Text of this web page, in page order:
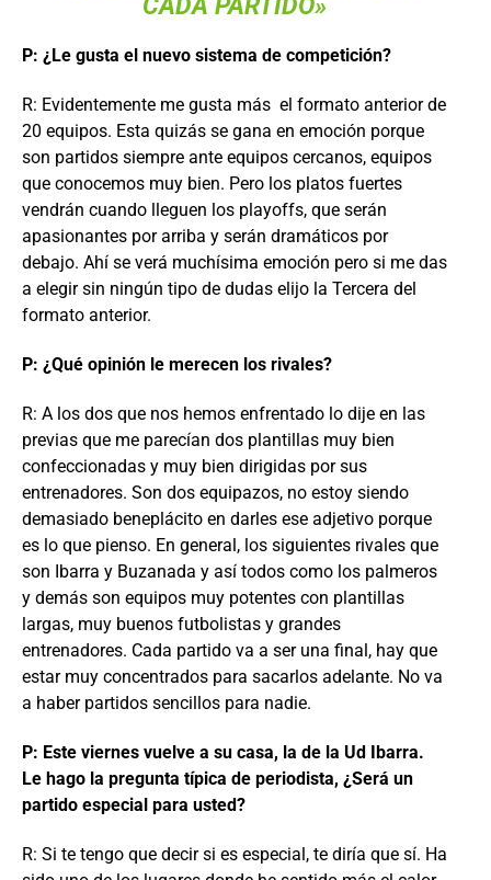
CADA PARTIDO»
P: ¿Le gusta el nuevo sistema de competición?
R: Evidentemente me gusta más el formato anterior de
20 equipos. Esta quizás se gana en emoción porque
son partidos siempre ante equipos cercanos, equipos
que conocemos muy bien. Pero los platos fuertes
vendrán cuando lleguen los playoffs, que serán
apasionantes por arriba y serán dramáticos por
debajo. Ahí se verá muchísima emoción pero si me das
a elegir sin ningún tipo de dudas elijo la Tercera del
formato anterior.
P: ¿Qué opinión le merecen los rivales?
R: A los dos que nos hemos enfrentado lo dije en las
previas que me parecían dos plantillas muy bien
confeccionadas y muy bien dirigidas por sus
entrenadores. Son dos equipazos, no estoy siendo
demasiado beneplácito en darles ese adjetivo porque
es lo que pienso. En general, los siguientes rivales que
son Ibarra y Buzanada y así todos como los palmeros
y demás son equipos muy potentes con plantillas
largas, muy buenos futbolistas y grandes
entrenadores. Cada partido va a ser una final, hay que
estar muy concentrados para sacarlos adelante. No va
a haber partidos sencillos para nadie.
P: Este viernes vuelve a su casa, la de la Ud Ibarra.
Le hago la pregunta típica de periodista, ¿Será un
partido especial para usted?
R: Si te tengo que decir si es especial, te diría que sí. Ha